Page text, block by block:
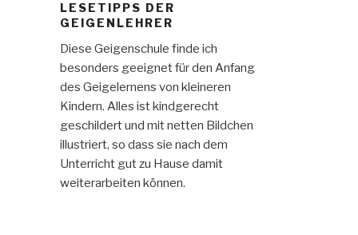
LESETIPPS DER
GEIGENLEHRER
Diese Geigenschule finde ich
besonders geeignet für den Anfang
des Geigelernens von kleineren
Kindern. Alles ist kindgerecht
geschildert und mit netten Bildchen
illustriert, so dass sie nach dem
Unterricht gut zu Hause damit
weiterarbeiten können.